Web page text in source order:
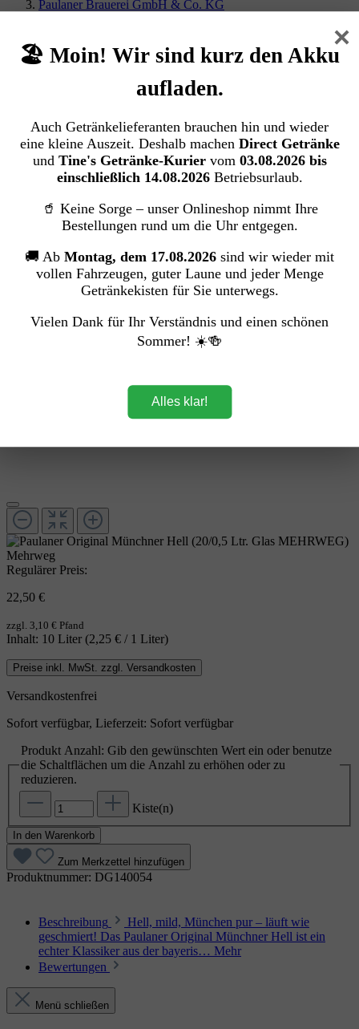
Paulaner Brauerei GmbH & Co. KG
Paulaner Original Münchner Hell (20/0,5
Ltr. Glas MEHRWEG)
Paulaner Brauerei GmbH & Co. KG
Bildergalerie überspringen
Mehrweg
Regulärer Preis:
22,50 €
zzgl. 3,10 € Pfand
Inhalt: 10 Liter (2,25 € / 1 Liter)
Preise inkl. MwSt. zzgl. Versandkosten
Versandkostenfrei
Sofort verfügbar, Lieferzeit: Sofort verfügbar
Produkt Anzahl: Gib den gewünschten Wert ein oder benutze
die Schaltflächen um die Anzahl zu erhöhen oder zu
reduzieren.
Kiste(n)
In den Warenkorb
Zum Merkzettel hinzufügen
Produktnummer: DG140054
Beschreibung
Hell, mild, München pur – läuft wie
geschmiert! Das Paulaner Original Münchner Hell ist ein
echter Klassiker aus der bayeris… Mehr
Bewertungen
Menü schließen
×
🏖️ Moin! Wir sind kurz den Akku
aufladen.
Auch Getränkelieferanten brauchen hin und wieder
eine kleine Auszeit. Deshalb machen Direct Getränke
und Tine's Getränke-Kuriervom 03.08.2026 bis
einschließlich 14.08.2026Betriebsurlaub.
🥤 Keine Sorge – unser Onlineshop nimmt Ihre
Bestellungen rund um die Uhr entgegen.
🚚 Ab Montag, dem 17.08.2026 sind wir wieder mit
vollen Fahrzeugen, guter Laune und jeder Menge
Getränkekisten für Sie unterwegs.
Vielen Dank für Ihr Verständnis und einen schönen
Sommer! ☀️🍻
Alles klar!